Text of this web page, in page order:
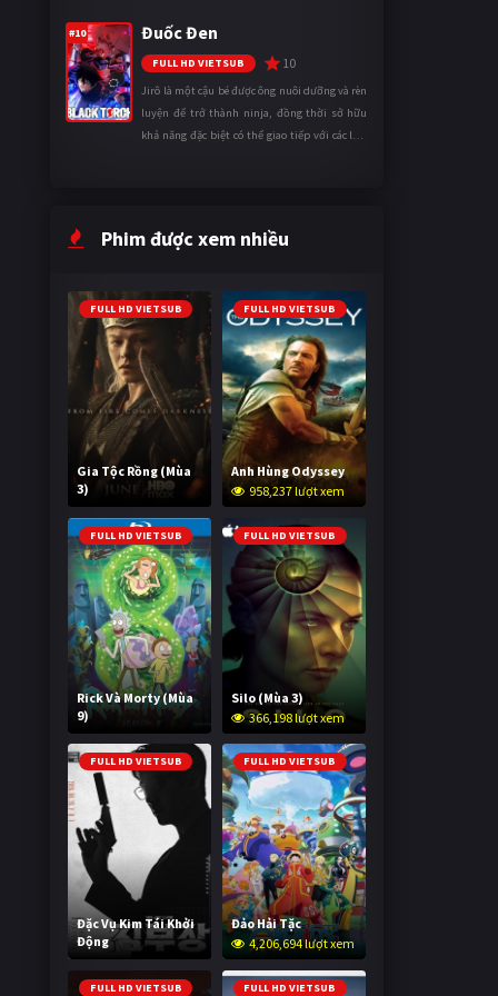
ngày càng khắc nghiệt, anh ...
#10 Đuốc Đen
FULL HD VIETSUB 10
Jirô là một cậu bé được ông nuôi dưỡng và rèn
luyện để trở thành ninja, đồng thời sở hữu
khả năng đặc biệt có thể giao tiếp với các loài
Phim được xem nhiều
FULL HD VIETSUB
Gia Tộc Rồng (Mùa
3)
2,024,304 lượt xem
FULL HD VIETSUB
Anh Hùng Odyssey
958,237 lượt xem
FULL HD VIETSUB
Rick Và Morty (Mùa
9)
2,997,840 lượt xem
FULL HD VIETSUB
Silo (Mùa 3)
366,198 lượt xem
FULL HD VIETSUB
Đặc Vụ Kim Tái Khởi
Động
597,082 lượt xem
FULL HD VIETSUB
Đảo Hải Tặc
4,206,694 lượt xem
FULL HD VIETSUB FULL HD VIETSUB